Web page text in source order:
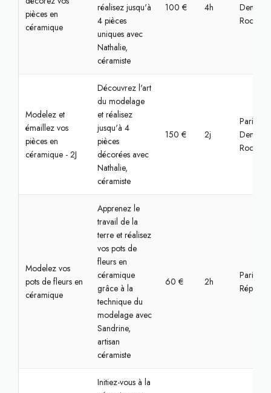
pièces en
céramique
réalisez jusqu'à
4 pièces
uniques avec
Nathalie,
céramiste
100 € 4h
Denfert-
Modelez et
émaillez vos
pièces en
céramique - 2J
Découvrez l'art
du modelage
et réalisez
jusqu'à 4
pièces
décorées avec
Nathalie,
céramiste
150 € 2j
Paris,
Denfert-
Modelez vos
pots de fleurs en
céramique
Apprenez le
travail de la
terre et réalisez
vos pots de
fleurs en
céramique
grâce à la
technique du
modelage avec
Sandrine,
artisan
céramiste
60 € 2h
Paris,
Initiez-vous à la